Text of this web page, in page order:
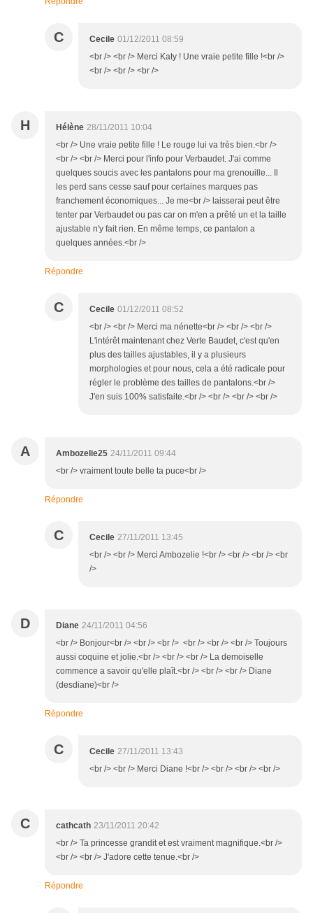
C Cecile 01/12/2011 08:59
<br /> <br /> Merci Katy ! Une vraie petite fille !<br />
<br /> <br /> <br />
H Hélène 28/11/2011 10:04
<br /> Une vraie petite fille ! Le rouge lui va très bien.<br />
<br /> <br /> Merci pour l'info pour Verbaudet. J'ai comme
quelques soucis avec les pantalons pour ma grenouille... Il
les perd sans cesse sauf pour certaines marques pas
franchement économiques... Je me<br /> laisserai peut être
tenter par Verbaudet ou pas car on m'en a prêté un et la taille
ajustable n'y fait rien. En même temps, ce pantalon a
quelques années.<br />
Répondre
C Cecile 01/12/2011 08:52
<br /> <br /> Merci ma nénette<br /> <br /> <br />
L'intérêt maintenant chez Verte Baudet, c'est qu'en
plus des tailles ajustables, il y a plusieurs
morphologies et pour nous, cela a été radicale pour
régler le problème des tailles de pantalons.<br />
J'en suis 100% satisfaite.<br /> <br /> <br /> <br />
A Ambozelie25 24/11/2011 09:44
<br /> vraiment toute belle ta puce<br />
Répondre
C Cecile 27/11/2011 13:45
<br /> <br /> Merci Ambozelie !<br /> <br /> <br /> <br
/>
D Diane 24/11/2011 04:56
<br /> Bonjour<br /> <br /> <br /> <br /> <br /> <br /> Toujours
aussi coquine et jolie.<br /> <br /> <br /> La demoiselle
commence a savoir qu'elle plaît.<br /> <br /> <br /> Diane
(desdiane)<br />
Répondre
C Cecile 27/11/2011 13:43
<br /> <br /> Merci Diane !<br /> <br /> <br /> <br />
C cathcath 23/11/2011 20:42
<br /> Ta princesse grandit et est vraiment magnifique.<br />
<br /> <br /> J'adore cette tenue.<br />
Répondre